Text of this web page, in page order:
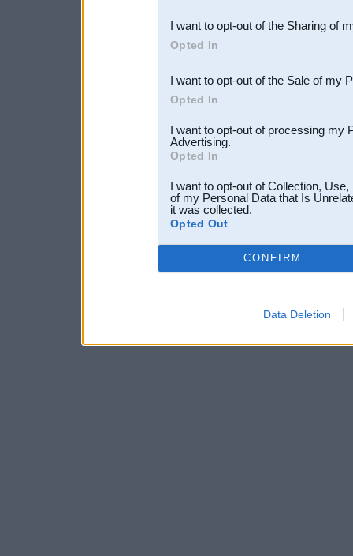
Downstream Participants
third parties.
I want to opt-out of the Sharing of
Opted In
I want to opt-out of the Sale of my
Opted In
I want to opt-out of processing my
Advertising.
Opted In
I want to opt-out of Collection,
of my Personal Data that Is
it was collected.
Opted Out
CONFIRM
Data Deletion